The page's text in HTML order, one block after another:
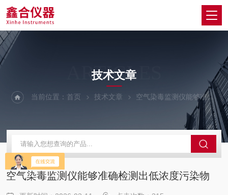
ARTICLES
技术文章
当前位置：首页 技术文章 空气染毒监测仪能够准确检测出低浓度污染物
空气染毒监测仪能够准确检测出低浓度污染物